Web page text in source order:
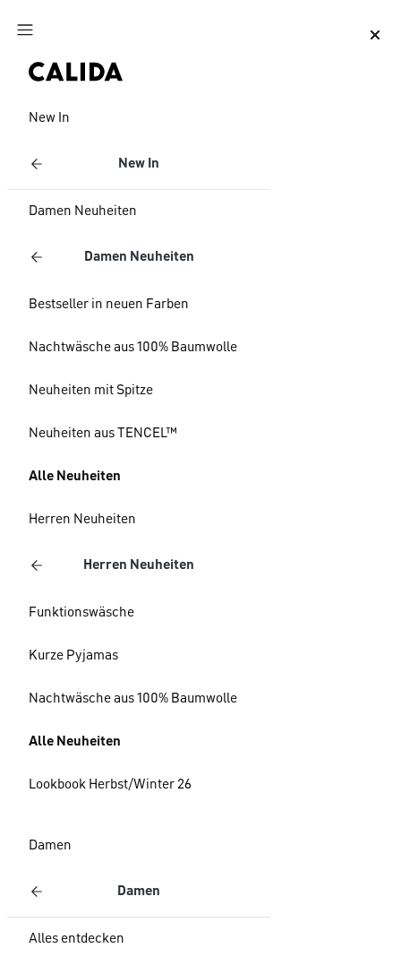
Zum Hauptinhalt springen
New In
New In
Damen Neuheiten
Damen Neuheiten
Bestseller in neuen Farben
Nachtwäsche aus 100% Baumwolle
Neuheiten mit Spitze
Neuheiten aus TENCEL™
Alle Neuheiten
Herren Neuheiten
Herren Neuheiten
Funktionswäsche
Kurze Pyjamas
Nachtwäsche aus 100% Baumwolle
Alle Neuheiten
Lookbook Herbst/Winter 26
Damen
Damen
Alles entdecken